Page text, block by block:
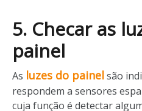
5. Checar as
painel
As luzes do painelsão
respondem a sensores
cuja função é detectar